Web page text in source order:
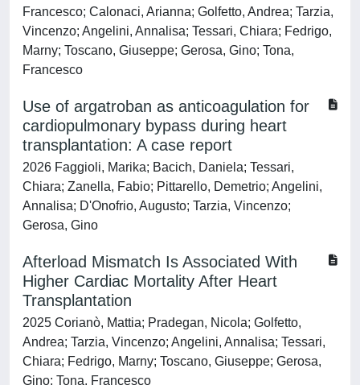
Francesco; Calonaci, Arianna; Golfetto, Andrea; Tarzia,
Vincenzo; Angelini, Annalisa; Tessari, Chiara; Fedrigo,
Marny; Toscano, Giuseppe; Gerosa, Gino; Tona,
Francesco
Use of argatroban as anticoagulation for
cardiopulmonary bypass during heart
transplantation: A case report
2026 Faggioli, Marika; Bacich, Daniela; Tessari,
Chiara; Zanella, Fabio; Pittarello, Demetrio; Angelini,
Annalisa; D'Onofrio, Augusto; Tarzia, Vincenzo;
Gerosa, Gino
Afterload Mismatch Is Associated With
Higher Cardiac Mortality After Heart
Transplantation
2025 Corianò, Mattia; Pradegan, Nicola; Golfetto,
Andrea; Tarzia, Vincenzo; Angelini, Annalisa; Tessari,
Chiara; Fedrigo, Marny; Toscano, Giuseppe; Gerosa,
Gino; Tona, Francesco